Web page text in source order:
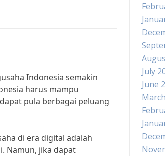
Indonesia semakin
harus mampu
pula berbagai peluang
di era digital adalah
Namun, jika dapat
July
June